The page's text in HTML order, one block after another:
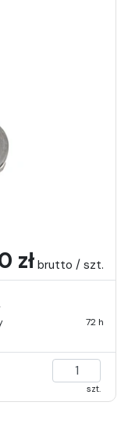
złbrutto / szt.
72 h
szt.